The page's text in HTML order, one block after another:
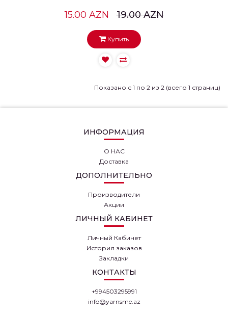
15.00 AZN 19.00 AZN
Купить
Показано с 1 по 2 из 2 (всего 1 страниц)
ИНФОРМАЦИЯ
О НАС
Доставка
ДОПОЛНИТЕЛЬНО
Производители
Акции
ЛИЧНЫЙ КАБИНЕТ
Личный Кабинет
История заказов
Закладки
КОНТАКТЫ
+994503295991
info@yarnsme.az